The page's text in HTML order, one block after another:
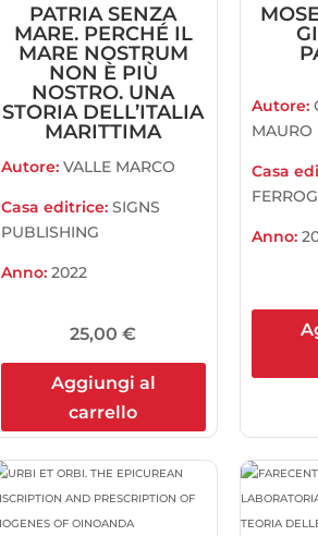
PATRIA SENZA
MARE. PERCHÉ IL
MARE NOSTRUM
NON È PIÙ
NOSTRO. UNA
STORIA DELL’ITALIA
MARITTIMA
Autore:VALLE MARCO
Casa editrice:SIGNS
PUBLISHING
Anno:2022
25,00€
Aggiungi al
carrello
Autore:
MAURO
Casa
Anno: